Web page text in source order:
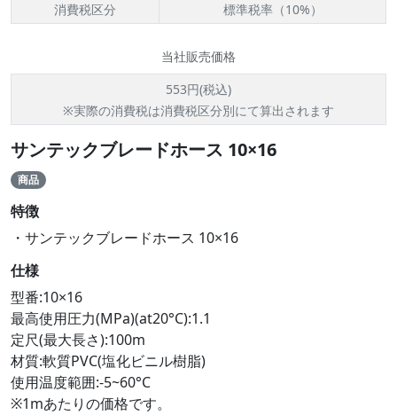
消費税区分
標準税率（10%）
当社販売価格
553円(税込)
※実際の消費税は消費税区分別にて算出されます
サンテックブレードホース 10×16
商品
特徴
・サンテックブレードホース 10×16
仕様
型番:10×16
最高使用圧力(MPa)(at20°C):1.1
定尺(最大長さ):100m
材質:軟質PVC(塩化ビニル樹脂)
使用温度範囲:-5~60°C
※1mあたりの価格です。